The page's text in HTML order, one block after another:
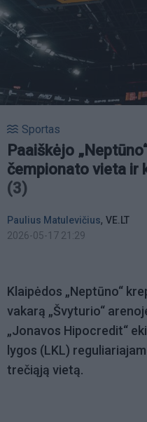
Sportas
Paaiškėjo
čempionato vieta ir
(3)
Paulius Matulevičius, VE.LT
2026-05-17 21:29
Klaipėdos „Neptūno“
vakarą „Švyturio“
„Jonavos Hipocredit“
lygos (LKL)
trečiąją vietą.